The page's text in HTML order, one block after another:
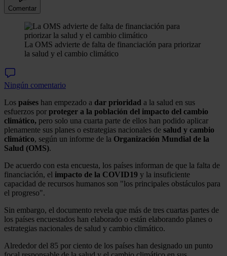
Comentar
La OMS advierte de falta de financiación para priorizar
la salud y el cambio climático
Ningún comentario
Los países han empezado a dar prioridad a la salud en sus
esfuerzos por proteger a la población del impacto del cambio
climático, pero solo una cuarta parte de ellos han podido aplicar
plenamente sus planes o estrategias nacionales de salud y cambio
climático, según un informe de la Organización Mundial de la
Salud (OMS).
De acuerdo con esta encuesta, los países informan de que la falta de
financiación, el impacto de la COVID19 y la insuficiente
capacidad de recursos humanos son "los principales obstáculos para
el progreso".
Sin embargo, el documento revela que más de tres cuartas partes de
los países encuestados han elaborado o están elaborando planes o
estrategias nacionales de salud y cambio climático.
Alrededor del 85 por ciento de los países han designado un punto